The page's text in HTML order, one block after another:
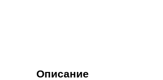
Описание